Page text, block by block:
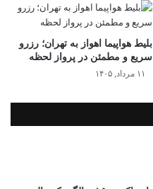
بلیط هواپیما اهواز به تهران؛ رزرو
سریع و مطمئن در پرواز لحظه
۱۱ مرداد, ۱۴۰۵